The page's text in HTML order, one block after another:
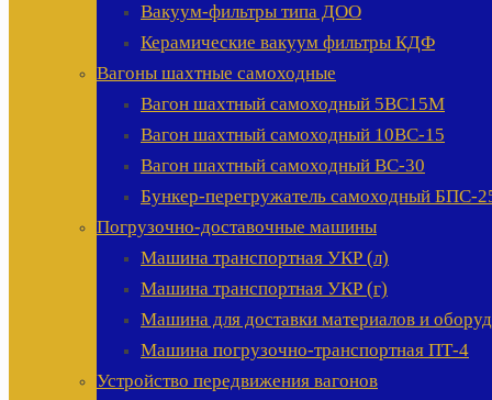
Вакуум-фильтры типа ДОО
Керамические вакуум фильтры КДФ
Вагоны шахтные самоходные
Вагон шахтный самоходный 5ВС15М
Вагон шахтный самоходный 10ВС-15
Вагон шахтный самоходный ВС-30
Бункер-перегружатель самоходный БПС-
Погрузочно-доставочные машины
Машина транспортная УКР (л)
Машина транспортная УКР (г)
Машина для доставки материалов и
Машина погрузочно-транспортная ПТ-4
Устройство передвижения вагонов